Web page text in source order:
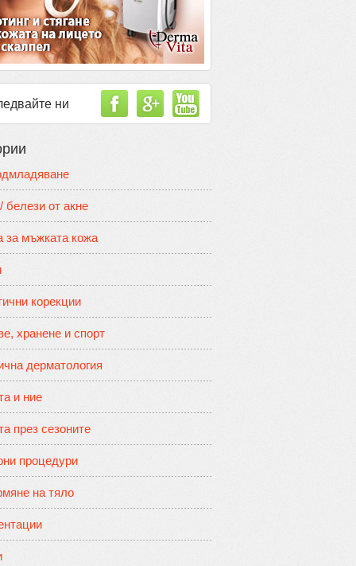
ни
белези от акне
за мъжката кожа
корекции
хранене и спорт
дерматология
и ние
през сезоните
процедури
на тяло